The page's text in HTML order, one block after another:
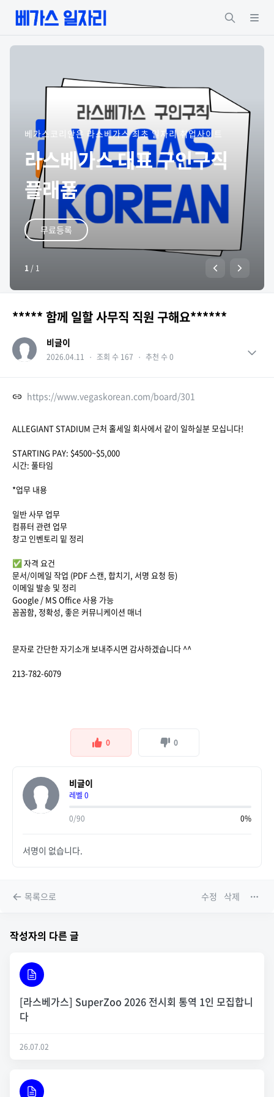
베가스코리안은 라스베가스 최초 일자리 취업사이트
라스베가스 대표 구인구직
플래폼
무료등록
1 / 1
***** 함께 일할 사무직 직원 구해요******
비글이
2026.04.11 ・ 조회 수 167 ・ 추천 수 0
https://www.vegaskorean.com/board/301
ALLEGIANT STADIUM 근처 홀세일 회사에서 같이 일하실분 모십니다!
STARTING PAY: $4500~$5,000
시간: 풀타임
*업무 내용
일반 사무 업무
컴퓨터 관련 업무
창고 인벤토리 밑 정리
✅ 자격 요건
문서/이메일 작업 (PDF 스캔, 합치기, 서명 요청 등)
이메일 발송 및 정리
Google / MS Office 사용 가능
꼼꼼함, 정확성, 좋은 커뮤니케이션 매너
문자로 간단한 자기소개 보내주시면 감사하겠습니다 ^^
213-782-6079
0 0
비글이
레벨 0
0/90 0%
서명이 없습니다.
목록으로 수정 삭제
작성자의 다른 글
[라스베가스] SuperZoo 2026 전시회 통역 1인 모집합니
다
26.07.02